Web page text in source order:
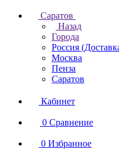
Саратов
Назад
Города
Россия
Москва
Пенза
Саратов
Кабинет
0 Сравнение
0 Избранное